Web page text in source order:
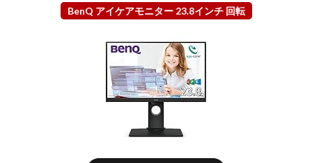
BenQ アイケアモニター 23.8インチ 回転